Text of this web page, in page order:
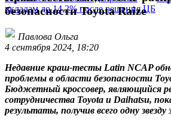
вкладам до 14,2% после решения ЦБ
безопасности Toyota Raize
Павлова Ольга
4 сентября 2024, 18:20
Недавние краш-тесты Latin NCAP
проблемы в области безопасности
Бюджетный кроссовер, являющийся
сотрудничества Toyota и Daihatsu,
результаты, получив всего одну звезду